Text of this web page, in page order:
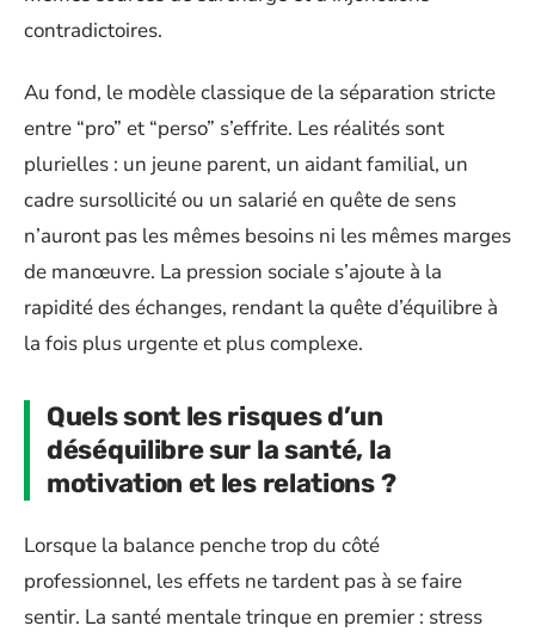
contradictoires.
Au fond, le modèle classique de la séparation stricte
entre “pro” et “perso” s’effrite. Les réalités sont
plurielles : un jeune parent, un aidant familial, un
cadre sursollicité ou un salarié en quête de sens
n’auront pas les mêmes besoins ni les mêmes marges
de manœuvre. La pression sociale s’ajoute à la
rapidité des échanges, rendant la quête d’équilibre à
la fois plus urgente et plus complexe.
Quels sont les risques d’un
déséquilibre sur la santé, la
motivation et les relations ?
Lorsque la balance penche trop du côté
professionnel, les effets ne tardent pas à se faire
sentir. La santé mentale trinque en premier : stress